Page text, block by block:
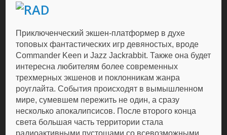
Приключенческий экшен-платформер в духе
топовых фантастических игр девяностых, вроде
Commander Keen и Jazz Jackrabbit. Также она будет
интересна любителям более современных
трехмерных экшенов и поклонникам жанра
роуглайта. События происходят в вымышленном
мире, сумевшем пережить не один, а сразу
несколько апокалипсисов. После второго конца
света большая часть территории стала
радиоактивными пустошами со всевозможными